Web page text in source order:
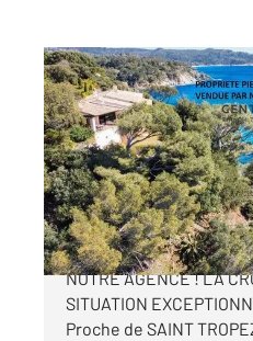
LA CROIX VALMER 83
210 m2, 6 pièces
Ref : 4493
Maison à vendre
Prix sur
PROPRIETE PIEDS
NOTRE AGENCE ! LA
SITUATION
Proche de SAINT